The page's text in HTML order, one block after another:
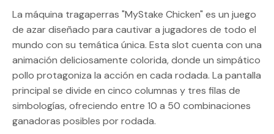
La máquina tragaperras "MyStake Chicken" es un juego
de azar diseñado para cautivar a jugadores de todo el
mundo con su temática única. Esta slot cuenta con una
animación deliciosamente colorida, donde un simpático
pollo protagoniza la acción en cada rodada. La pantalla
principal se divide en cinco columnas y tres filas de
simbologías, ofreciendo entre 10 a 50 combinaciones
ganadoras posibles por rodada.